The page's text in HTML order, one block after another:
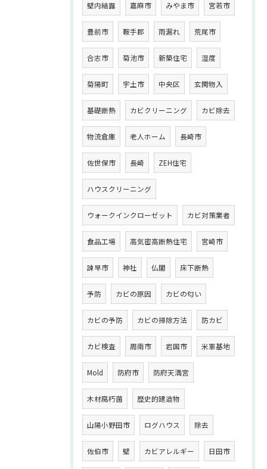
壁内結露 嘉麻市 みやま市 宮若市
豊前市 鞍手郡 雨漏れ 荒尾市
合志市 菊池市 新築住宅 湿度
菊陽町 宇土市 中央区 玄関物入
基礎断熱 カビクリーニング カビ除去
物流倉庫 老人ホーム 長崎市
佐世保市 長崎 ZEH住宅
ハウスクリーニング
ウォークインクローゼット カビ対策業者
食品工場 高気密高断熱住宅 宮崎市
諫早市 神社 仏閣 床下断熱
予防 カビの原因 カビの匂い
カビの予防 カビの掃除方法 防カビ
カビ検査 周南市 岩国市 米軍基地
Mold 防府市 防府天満宮
木材腐朽菌 歴史的建造物
山陽小野田市 ログハウス 除去
佐伯市 壁 カビアレルギー 日田市